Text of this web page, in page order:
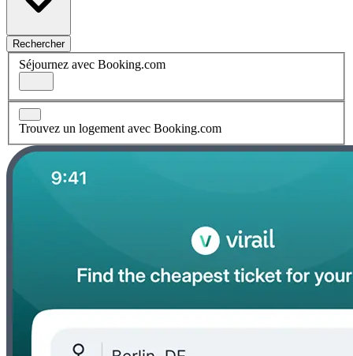
Rechercher
Séjournez avec Booking.com
Trouvez un logement avec Booking.com